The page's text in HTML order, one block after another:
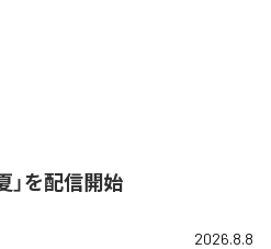
」を配信開始
2026.8.8